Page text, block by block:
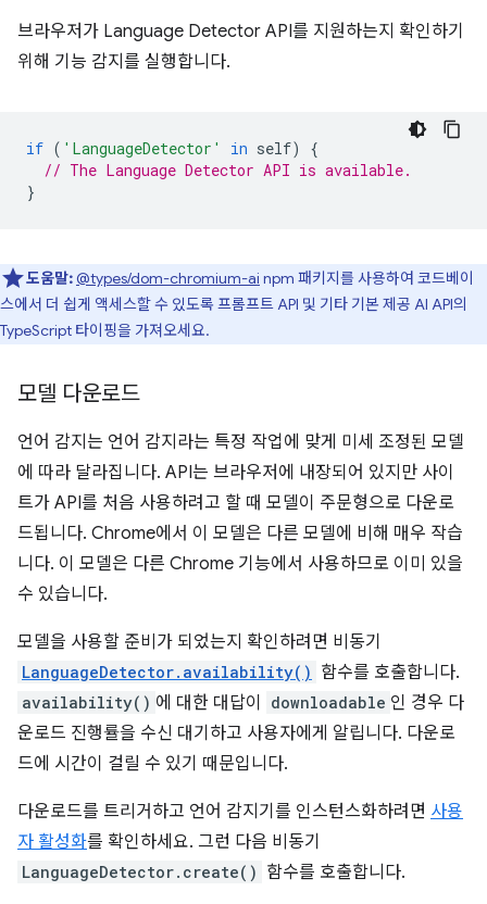
브라우저가 Language Detector API를 지원하는지 확인하기
위해 기능 감지를 실행합니다.
if ( 'LanguageDetector' in self)
{
// The Language Detector API is available.
}
도움말:@types/dom-chromium-ai npm 패키지를 사용하여 코드베이
스에서 더 쉽게 액세스할 수 있도록 프롬프트 API 및 기타 기본 제공 AI API의
TypeScript 타이핑을 가져오세요.
모델 다운로드
언어 감지는 언어 감지라는 특정 작업에 맞게 미세 조정된 모델
에 따라 달라집니다. API는 브라우저에 내장되어 있지만 사이
트가 API를 처음 사용하려고 할 때 모델이 주문형으로 다운로
드됩니다. Chrome에서 이 모델은 다른 모델에 비해 매우 작습
니다. 이 모델은 다른 Chrome 기능에서 사용하므로 이미 있을
수 있습니다.
모델을 사용할 준비가 되었는지 확인하려면 비동기
LanguageDetector.availability() 함수를 호출합니다.
availability() 에 대한 대답이 downloadable 인 경우 다
운로드 진행률을 수신 대기하고 사용자에게 알립니다. 다운로
드에 시간이 걸릴 수 있기 때문입니다.
다운로드를 트리거하고 언어 감지기를 인스턴스화하려면 사용
자 활성화를 확인하세요. 그런 다음 비동기
LanguageDetector.create() 함수를 호출합니다.